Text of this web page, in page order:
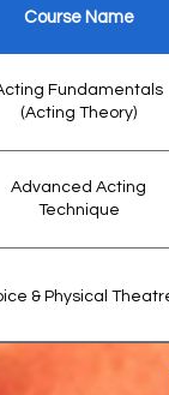
Course Name
Fundamentals
(Acting Theory)
Advanced Acting
Technique
& Physical